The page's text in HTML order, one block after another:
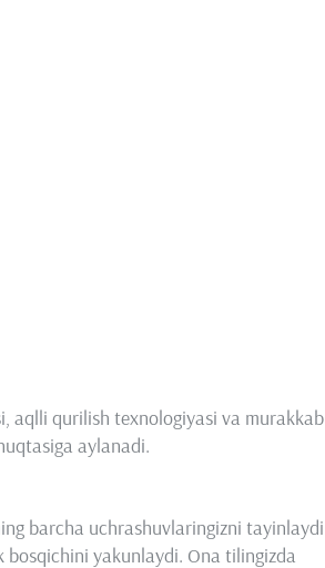
aqlli qurilish texnologiyasi va murakkab
aylanadi.
barcha uchrashuvlaringizni tayinlaydi
yakunlaydi. Ona tilingizda